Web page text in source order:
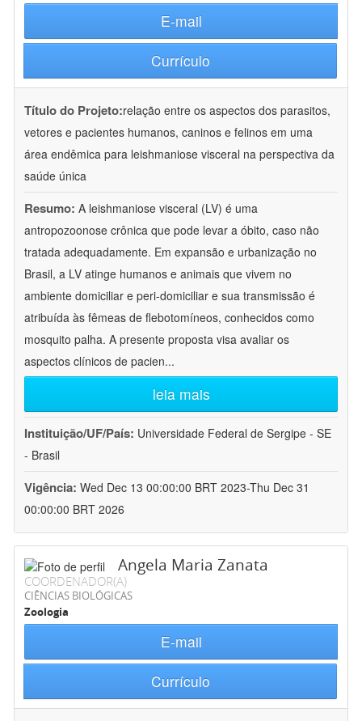
E-mail
Currículo
Título do Projeto:relação entre os aspectos dos parasitos,
vetores e pacientes humanos, caninos e felinos em uma
área endêmica para leishmaniose visceral na perspectiva da
saúde única
Resumo: A leishmaniose visceral (LV) é uma
antropozoonose crônica que pode levar a óbito, caso não
tratada adequadamente. Em expansão e urbanização no
Brasil, a LV atinge humanos e animais que vivem no
ambiente domiciliar e peri-domiciliar e sua transmissão é
atribuída às fêmeas de flebotomíneos, conhecidos como
mosquito palha. A presente proposta visa avaliar os
aspectos clínicos de pacien...
leia mais
Instituição/UF/País: Universidade Federal de Sergipe - SE
- Brasil
Vigência: Wed Dec 13 00:00:00 BRT 2023-Thu Dec 31
00:00:00 BRT 2026
Angela Maria Zanata
COORDENADOR(A)
CIÊNCIAS BIOLÓGICAS
Zoologia
E-mail
Currículo